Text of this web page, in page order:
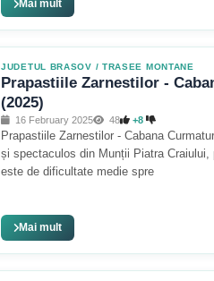
Mai mult
JUDETUL BRASOV / TRASEE MONTANE
Prapastiile Zarnestilor -
(2025)
16 February 2025 48 +8
Prapastiile Zarnestilor - Cabana
și spectaculos din Munții Piatra
este de dificultate medie spre
Mai mult